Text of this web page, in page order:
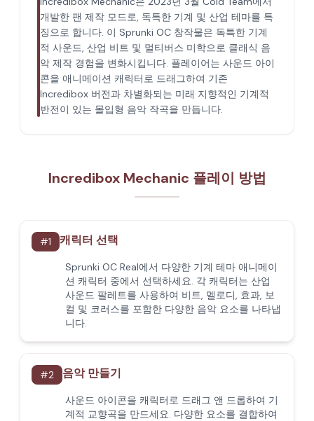
개발한 팬 제작 모드로, 독특한 기계 및 산업 테마를 특
징으로 합니다. 이 Sprunki OC 창작물은 독특한 기계
적 사운드, 산업 비트 및 멀티버스 미학으로 클래식 음
악 제작 경험을 변화시킵니다. 플레이어는 사운드 아이
콘을 애니메이션 캐릭터로 드래그하여 기존
Incredibox 버전과 차별화되는 미래 지향적인 기계적
반전이 있는 몰입형 음악 작곡을 만듭니다.
Incredibox Mechanic 플레이 방법
#1 캐릭터 선택
Sprunki OC Real에서 다양한 기계 테마 애니메이
션 캐릭터 중에서 선택하세요. 각 캐릭터는 산업
사운드 팔레트를 사용하여 비트, 멜로디, 효과, 보
컬 및 코러스를 포함한 다양한 음악 요소를 나타냅
니다.
#2 음악 만들기
사운드 아이콘을 캐릭터로 드래그 앤 드롭하여 기
계적 교향곡을 만드세요. 다양한 요소를 결합하여